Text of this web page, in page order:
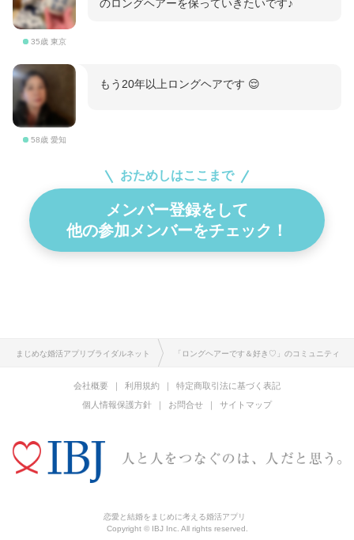
35歳 東京
のロングヘアーを保っていきたいです♪
58歳 愛知
もう20年以上ロングヘアです 😌
おためしはここまで
メンバー登録をして
他の参加メンバーをチェック！
まじめな婚活アプリブライダルネット 「ロングヘアーです＆好き♡」のコミュニティ
会社概要 利用規約
特定商取引法に基づく表記
個人情報保護方針
お問合せ サイトマップ
恋愛と結婚をまじめに考える婚活アプリ
Copyright © IBJ Inc. All rights reserved.